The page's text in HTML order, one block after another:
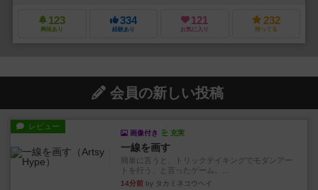
123
興味あり
334
経験あり
121
お気に入り
232
持ってる
会員の新しい投稿
レビュー
画像付き 充実
一線を画す
簡単に言うと、トリックテイキングでモダンアー
トを行う、と言ったゲーム。...
14分前 by タカミネコウヘイ